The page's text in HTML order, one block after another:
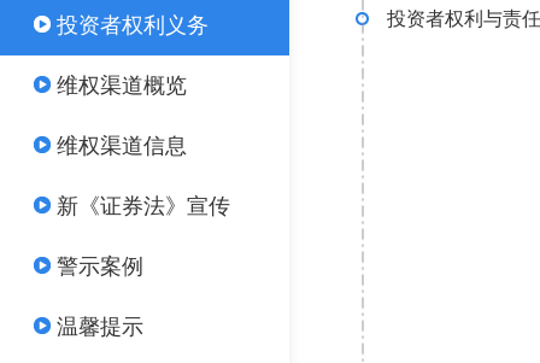
投资者权利义务
维权渠道概览
维权渠道信息
新《证券法》宣传
警示案例
温馨提示
投资者权利与责任